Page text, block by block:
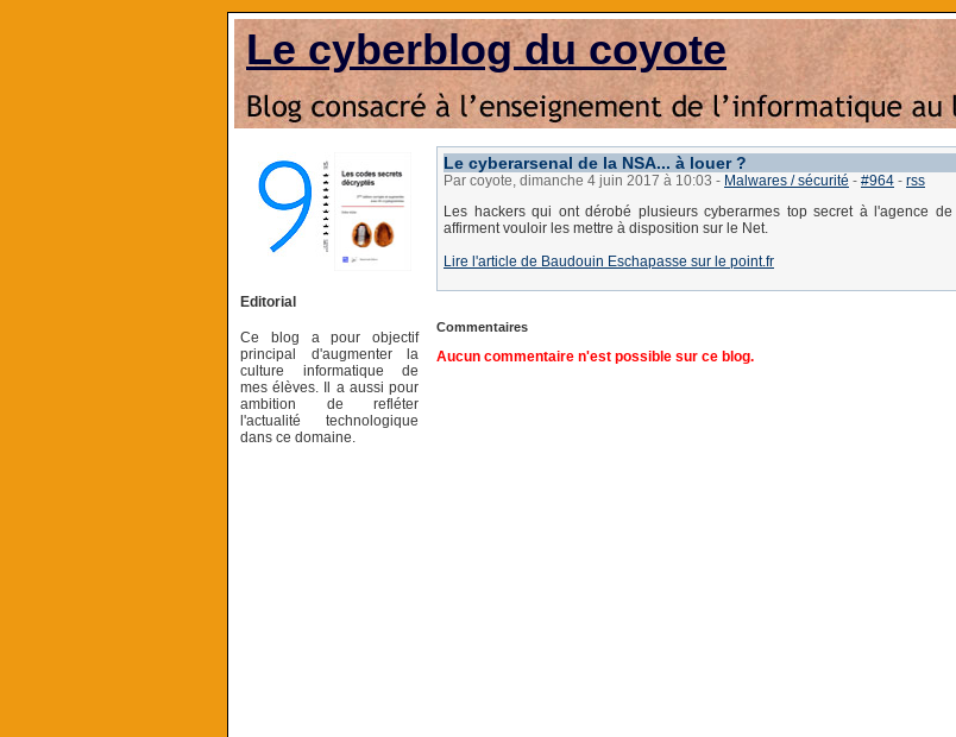
Le cyberblog du coyote
Editorial
Ce blog a pour objectif
principal d'augmenter la
culture informatique de
mes élèves. Il a aussi pour
ambition de refléter
l'actualité technologique
dans ce domaine.
Le cyberarsenal de la NSA... à louer ?
Par coyote, dimanche 4 juin 2017 à 10:03 - Malwares / sécurité - #964 - rss
Les hackers qui ont dérobé plusieurs cyberarmes top secret à l'agence de
affirment vouloir les mettre à disposition sur le Net.
Lire l'article de Baudouin Eschapasse sur le point.fr
Commentaires
Aucun commentaire n'est possible sur ce blog.